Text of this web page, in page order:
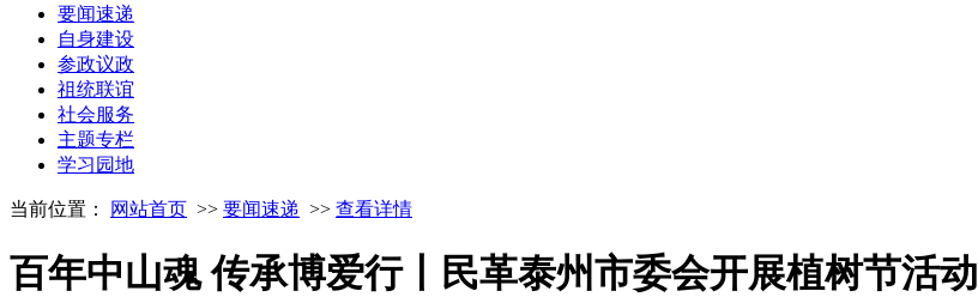
要闻速递
自身建设
参政议政
祖统联谊
社会服务
主题专栏
学习园地
当前位置： 网站首页 >> 要闻速递 >> 查看详情
百年中山魂 传承博爱行丨民革泰州市委会开展植树节活动